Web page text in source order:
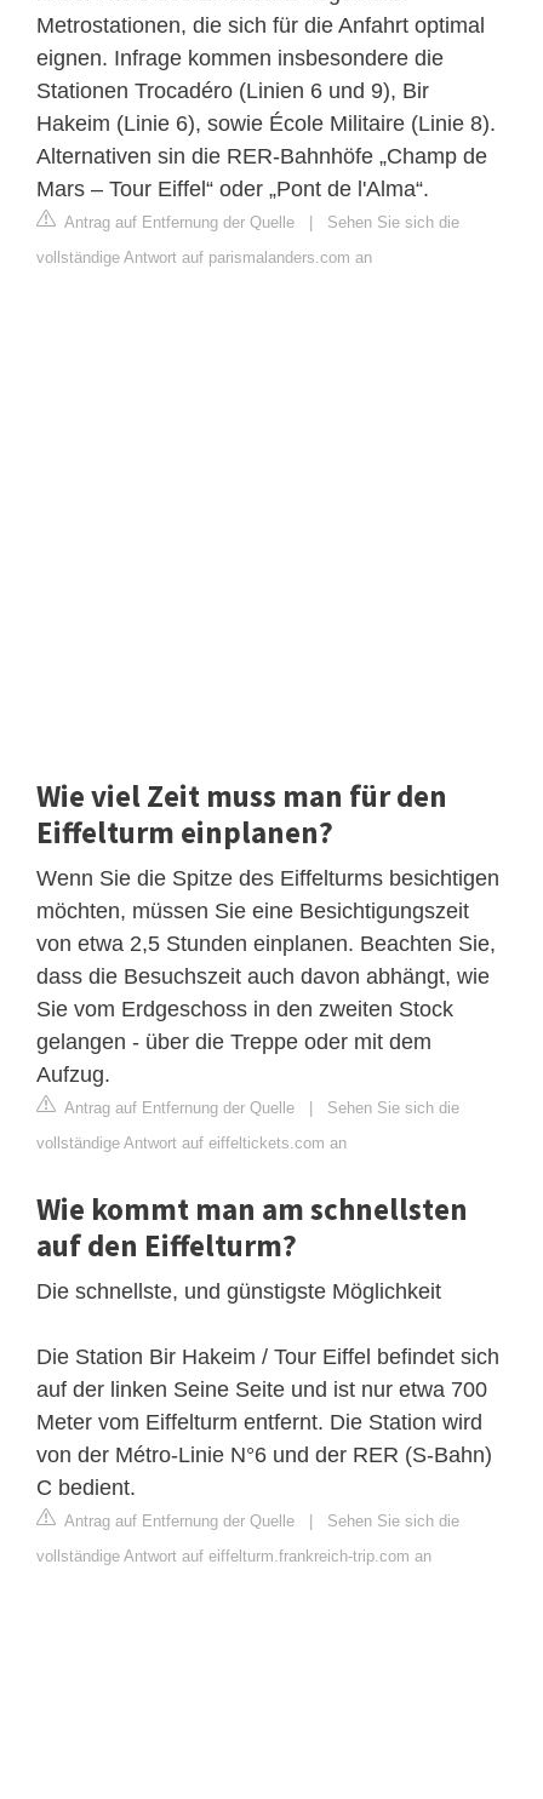
Metrostationen, die sich für die Anfahrt optimal
eignen. Infrage kommen insbesondere die
Stationen Trocadéro (Linien 6 und 9), Bir
Hakeim (Linie 6), sowie École Militaire (Linie 8).
Alternativen sin die RER-Bahnhöfe „Champ de
Mars – Tour Eiffel“ oder „Pont de l'Alma“.
Antrag auf Entfernung der Quelle
Sehen Sie sich die
vollständige Antwort auf parismalanders.com an
Wie viel Zeit muss man für den
Eiffelturm einplanen?
Wenn Sie die Spitze des Eiffelturms besichtigen
möchten, müssen Sie eine Besichtigungszeit
von etwa 2,5 Stunden einplanen. Beachten Sie,
dass die Besuchszeit auch davon abhängt, wie
Sie vom Erdgeschoss in den zweiten Stock
gelangen - über die Treppe oder mit dem
Aufzug.
Antrag auf Entfernung der Quelle
Sehen Sie sich die
vollständige Antwort auf eiffeltickets.com an
Wie kommt man am schnellsten
auf den Eiffelturm?
Die schnellste, und günstigste Möglichkeit
Die Station Bir Hakeim / Tour Eiffel befindet sich
auf der linken Seine Seite und ist nur etwa 700
Meter vom Eiffelturm entfernt. Die Station wird
von der Métro-Linie N°6 und der RER (S-Bahn)
C bedient.
Antrag auf Entfernung der Quelle
Sehen Sie sich die
vollständige Antwort auf eiffelturm.frankreich-trip.com an